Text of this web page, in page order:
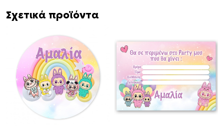
π
Σχετικά προϊόντα